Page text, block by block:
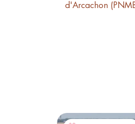
d'Arcachon